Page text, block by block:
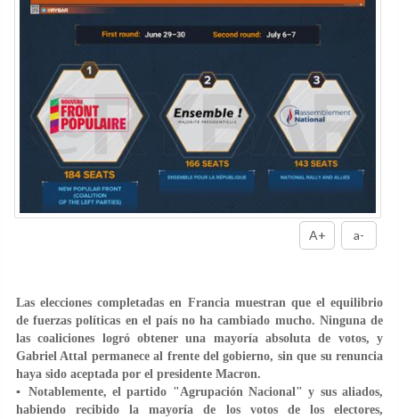
A+ a-
Las elecciones completadas en Francia muestran que el equilibrio
de fuerzas políticas en el país no ha cambiado mucho. Ninguna de
las coaliciones logró obtener una mayoría absoluta de votos, y
Gabriel Attal permanece al frente del gobierno, sin que su renuncia
haya sido aceptada por el presidente Macron.
▪️ Notablemente, el partido "Agrupación Nacional" y sus aliados,
habiendo recibido la mayoría de los votos de los electores,